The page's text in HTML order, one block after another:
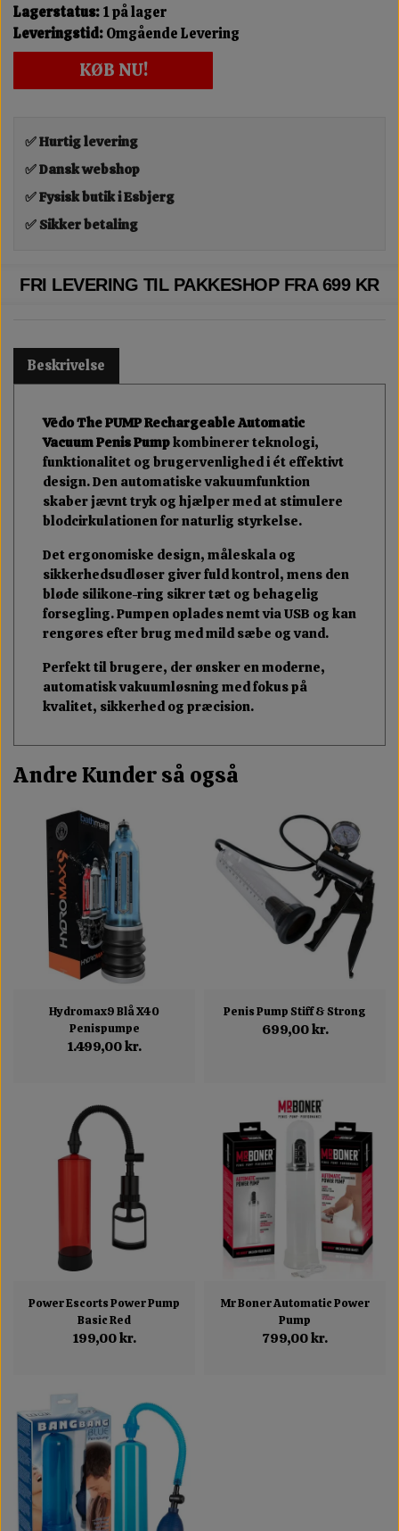
Lagerstatus:1 på lager
Leveringstid:Omgående Levering
KØB NU!
✅ Hurtig levering
✅ Dansk webshop
✅ Fysisk butik i Esbjerg
✅ Sikker betaling
FRI LEVERING TIL PAKKESHOP FRA 699 KR
Beskrivelse
Vēdo The PUMP Rechargeable Automatic
Vacuum Penis Pumpkombinerer teknologi,
funktionalitet og brugervenlighed i ét effektivt
design. Den automatiske vakuumfunktion
skaber jævnt tryk og hjælper med at stimulere
blodcirkulationen for naturlig styrkelse.
Det ergonomiske design, måleskala og
sikkerhedsudløser giver fuld kontrol, mens den
bløde silikone-ring sikrer tæt og behagelig
forsegling. Pumpen oplades nemt via USB og kan
rengøres efter brug med mild sæbe og vand.
Perfekt til brugere, der ønsker en moderne,
automatisk vakuumløsning med fokus på
kvalitet, sikkerhed og præcision.
Andre Kunder så også
Hydromax9 Blå X40
Penispumpe
1.499,00 kr.
Penis Pump Stiff & Strong
699,00 kr.
Power Escorts Power Pump
Basic Red
199,00 kr.
Mr Boner Automatic Power
Pump
799,00 kr.